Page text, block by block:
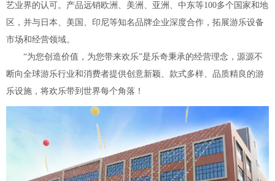
艺业界的认可。产品远销欧洲、美洲、亚洲、中东等100多个国家和地
区，并与日本、美国、印尼等知名品牌企业深度合作，拓展游乐设备
市场和经营领域。
“为您创造价值，为您带来欢乐”是乐奇秉承的经营理念，源源不
断向全球游乐行业和消费者提供创意新颖、款式多样、品质精良的游
乐设施，将欢乐带到世界每个角落！